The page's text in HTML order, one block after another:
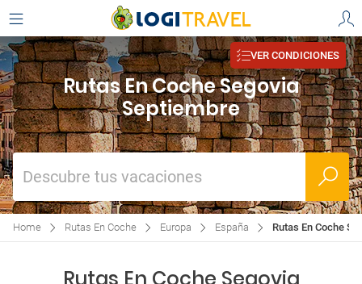
VER CONDICIONES
Rutas En Coche Segovia
Septiembre
Descubre tus vacaciones
Home Rutas En Coche Europa España Rutas En Coche